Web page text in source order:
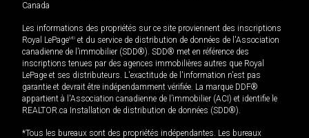
Canada
Les informations des propriétés sur ce site proviennent des inscriptions
Royal LePageMD et du service de distribution de données de l'Association
canadienne de l’immobilier (SDD®). SDD® met en référence des
inscriptions tenues par des agences immobilières autres que Royal
LePage et ses distributeurs. L'exactitude de l'information n'est pas
garantie et devrait être indépendamment vérifiée. La marque DDF®
appartient à l'Association canadienne de l’immobilier (ACI) et identifie le
REALTOR.ca Installation de distribution de données (SDD®).
*Tous les bureaux sont des propriétés indépendantes. Les bureaux